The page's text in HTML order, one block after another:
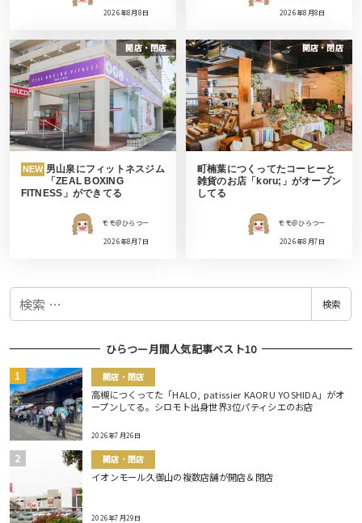
2026年8月8日 2026年8月8日
開店・閉店
NEW 男山泉にフィットネスジム
「ZEAL BOXING
FITNESS」ができてる
モモ＠ひらつー
2026年8月7日
開店・閉店
町楠葉につくってたコーヒーと
雑貨のお店「koru;」がオープン
してる
モモ＠ひらつー
2026年8月7日
検
検索
ひらつー月間人気記事ベスト10
開店・閉店
高槻につくってた「HALO, patissier KAORU YOSHIDA」がオ
ープンしてる。シロモト出身世界3位パティシエのお店
2026年7月26日
開店・閉店
イオンモール久御山の複数店舗が開店＆閉店
2026年7月29日